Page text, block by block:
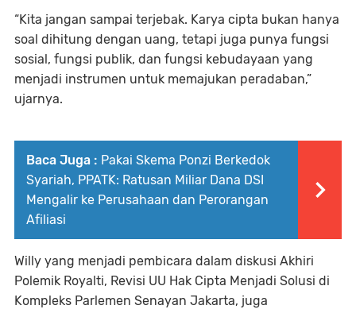
“Kita jangan sampai terjebak. Karya cipta bukan hanya
soal dihitung dengan uang, tetapi juga punya fungsi
sosial, fungsi publik, dan fungsi kebudayaan yang
menjadi instrumen untuk memajukan peradaban,”
ujarnya.
Baca Juga : Pakai Skema Ponzi Berkedok
Syariah, PPATK: Ratusan Miliar Dana DSI
Mengalir ke Perusahaan dan Perorangan
Afiliasi
Willy yang menjadi pembicara dalam diskusi Akhiri
Polemik Royalti, Revisi UU Hak Cipta Menjadi Solusi di
Kompleks Parlemen Senayan Jakarta, juga